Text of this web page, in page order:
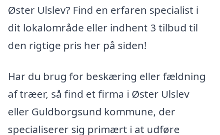
Øster Ulslev? Find en erfaren specialist i
dit lokalområde eller indhent 3 tilbud til
den rigtige pris her på siden!
Har du brug for beskæring eller fældning
af træer, så find et firma i Øster Ulslev
eller Guldborgsund kommune, der
specialiserer sig primært i at udføre